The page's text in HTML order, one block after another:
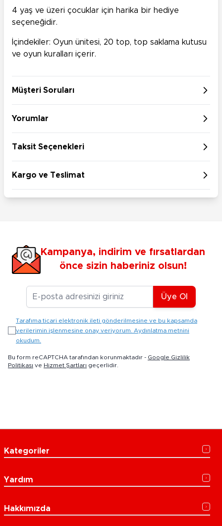
4 yaş ve üzeri çocuklar için harika bir hediye
seçeneğidir.
İçindekiler: Oyun ünitesi, 20 top, top saklama kutusu
ve oyun kuralları içerir.
Müşteri Soruları
Yorumlar
Taksit Seçenekleri
Kargo ve Teslimat
Kampanya, indirim ve fırsatlardan
önce sizin haberiniz olsun!
E-posta Adresiniz
Üye Ol
Tarafıma ticari elektronik ileti gönderilmesine ve bu kapsamda
verilerimin işlenmesine onay veriyorum. Aydınlatma metnini
okudum.
Bu form reCAPTCHA tarafından korunmaktadır - Google Gizlilik
Politikası ve Hizmet Şartları geçerlidir.
Kategoriler
Yardım
Hakkımızda